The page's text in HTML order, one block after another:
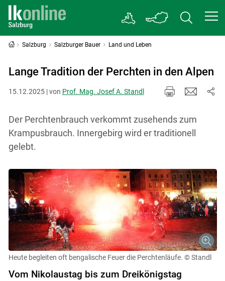
Salzburg Salzburger Bauer Land und Leben
Lange Tradition der Perchten in den Alpen
15.12.2025 | von Prof. Mag. Josef A. Standl
Der Perchtenbrauch verkommt zusehends zum
Krampusbrauch. Innergebirg wird er traditionell
gelebt.
Heute begleiten oft bengalische Feuer die Perchtenläufe. © Standl
Vom Nikolaustag bis zum Dreikönigstag